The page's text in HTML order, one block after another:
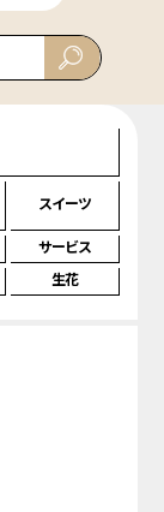
スイーツ
サービス
生花